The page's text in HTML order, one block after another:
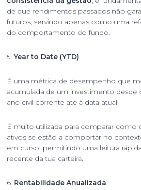
de que rendimentos passados não
futuros, servindo apenas como uma
do comportamento do fundo.
5. Year to Date (YTD)
É uma métrica de desempenho que
acumulada de um investimento desde
ano civil corrente até à data atual.
É muito utilizada para comparar como
ativos se estão a comportar no
em curso, permitindo uma leitura
recente da tua carteira.
6. Rentabilidade Anualizada